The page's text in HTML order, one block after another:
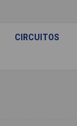
CIRCUITOS